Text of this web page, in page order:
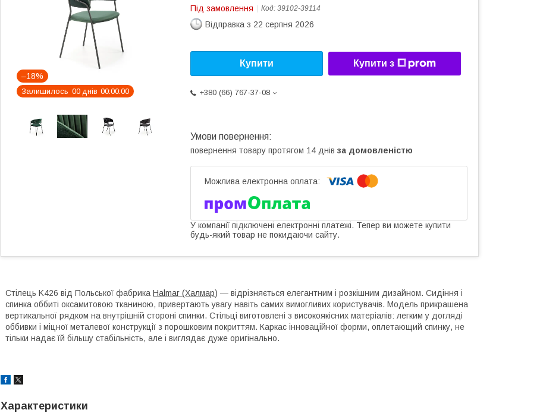
–18%
Залишилось 00 днів 00 00 00
Під замовлення Код: 39102-39114
Відправка з 22 серпня 2026
Купити Купити з
+380 (66) 767-37-08
повернення товару протягом 14 днів за домовленістю
У компанії підключені електронні платежі. Тепер ви можете купити
будь-який товар не покидаючи сайту.
Стілець K426 від Польської фабрика Halmar (Халмар) — відрізняється елегантним і розкішним дизайном. Сидіння і
спинка оббиті оксамитовою тканиною, привертають увагу навіть самих вимогливих користувачів. Модель прикрашена
вертикальної рядком на внутрішній стороні спинки. Стільці виготовлені з високоякісних матеріалів: легким у догляді
оббивки і міцної металевої конструкції з порошковим покриттям. Каркас інноваційної форми, оплетающий спинку, не
тільки надає їй більшу стабільність, але і виглядає дуже оригінально.
Характеристики